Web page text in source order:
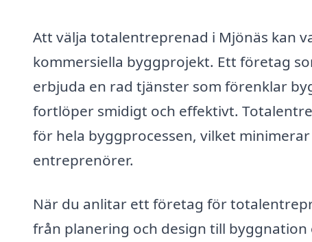
Att välja totalentreprenad i Mjönäs kan
kommersiella byggprojekt. Ett företag
erbjuda en rad tjänster som förenklar
fortlöper smidigt och effektivt.
för hela byggprocessen, vilket
entreprenörer.
När du anlitar ett företag för
från planering och design till